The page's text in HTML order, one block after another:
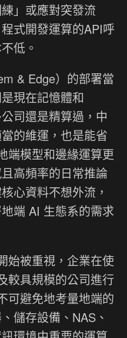
」或應對突發流
式開發運算的API呼
低。
& Edge）的部署當
現在記憶體和
司還是精算過，中
的維運，也是能省
端模型和邊緣運算更
高頻率的日常推論
心資料不想外流，
端 AI 生態系的需求
始被重視，企業在使
較具規模的公司進行
可避免地考量地端的
儲存設備、NAS、